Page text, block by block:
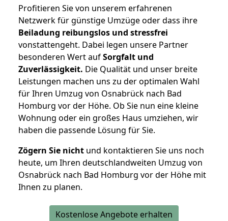
Profitieren Sie von unserem erfahrenen
Netzwerk für günstige Umzüge oder dass ihre
Beiladung reibungslos und stressfrei
vonstattengeht. Dabei legen unsere Partner
besonderen Wert aufSorgfalt und
Zuverlässigkeit. Die Qualität und unser breite
Leistungen machen uns zu der optimalen Wahl
für Ihren Umzug von Osnabrück nach Bad
Homburg vor der Höhe. Ob Sie nun eine kleine
Wohnung oder ein großes Haus umziehen, wir
haben die passende Lösung für Sie.
Zögern Sie nicht und kontaktieren Sie uns noch
heute, um Ihren deutschlandweiten Umzug von
Osnabrück nach Bad Homburg vor der Höhe mit
Ihnen zu planen.
Kostenlose Angebote erhalten